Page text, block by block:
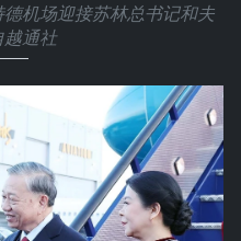
机场迎接苏林总书记和夫
越通社